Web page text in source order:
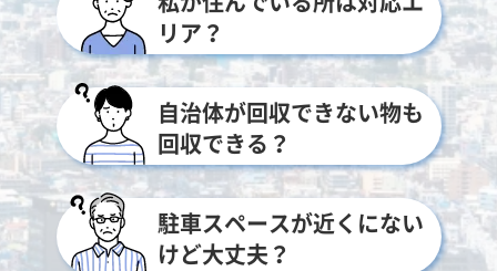
リア？
自治体が回収できない物も
回収できる？
駐車スペースが近くにない
けど大丈夫？